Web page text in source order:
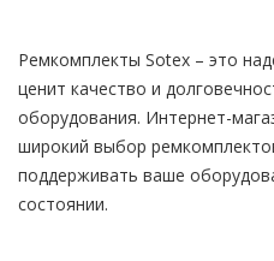
Ремкомплекты Sotex – это
ценит качество и
оборудования. Интернет-
широкий выбор
поддерживать ваше
состоянии.